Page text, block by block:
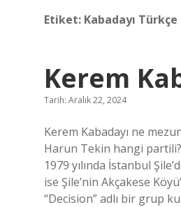
Etiket: Kabadayı
Kerem
Tarih: Aralık 22, 2024
Kerem Kabadayı ne
Harun Tekin hangi partili?
1979 yılında İstanbul
ise Şile’nin Akçakese
“Decision” adlı bir grup